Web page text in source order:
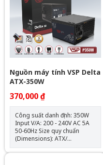
Nguồn máy tính VSP Delta
ATX-350W
370,000 ₫
Công suất danh định: 350W
Input V/A: 200 - 240V AC 5A
50-60Hz Size quy chuẩn
(Dimensions): ATX/
165x150x86 mm Fan Type :
120mm Protections : OVP,